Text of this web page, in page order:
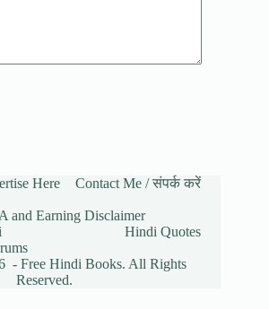
Here
Contact Me / संपर्क करें
and Earning Disclaimer
Hindi Quotes
- Free Hindi Books. All Rights
Reserved.